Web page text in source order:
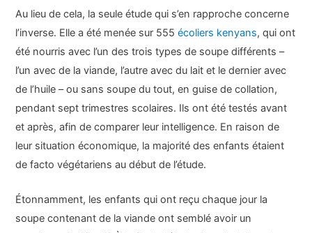
Au lieu de cela, la seule étude qui s’en rapproche concerne
l’inverse. Elle a été menée sur 555écoliers kenyans, qui ont
été nourris avec l’un des trois types de soupe différents –
l’un avec de la viande, l’autre avec du lait et le dernier avec
de l’huile – ou sans soupe du tout, en guise de collation,
pendant sept trimestres scolaires. Ils ont été testés avant
et après, afin de comparer leur intelligence. En raison de
leur situation économique, la majorité des enfants étaient
de facto végétariens au début de l’étude.
Étonnamment, les enfants qui ont reçu chaque jour la
soupe contenant de la viande ont semblé avoir un